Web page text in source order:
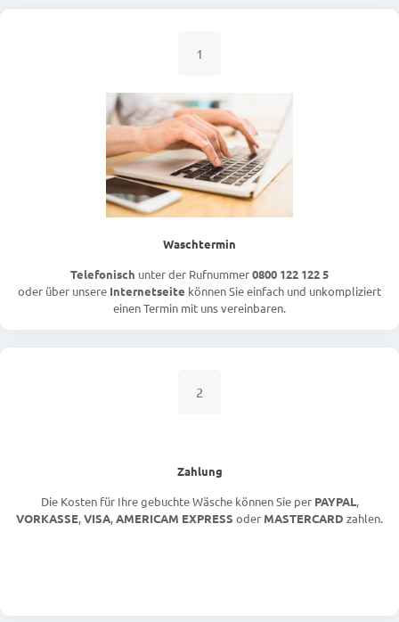
1
Waschtermin
Telefonisch unter der Rufnummer0800 122 122 5
oder über unsere Internetseite können Sie einfach und unkompliziert
einen Termin mit uns vereinbaren.
2
Zahlung
Die Kosten für Ihre gebuchte Wäsche können Sie per PAYPAL,
VORKASSE,VISA,AMERICAM EXPRESS oder MASTERCARD zahlen.